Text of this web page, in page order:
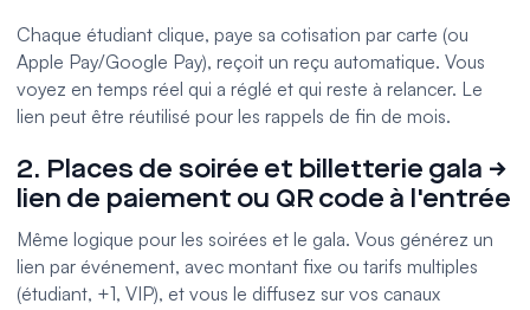
Chaque étudiant clique, paye sa cotisation par carte (ou
Apple Pay/Google Pay), reçoit un reçu automatique. Vous
voyez en temps réel qui a réglé et qui reste à relancer. Le
lien peut être réutilisé pour les rappels de fin de mois.
2. Places de soirée et billetterie gala →
lien de paiement ou QR code à l'entrée
Même logique pour les soirées et le gala. Vous générez un
lien par événement, avec montant fixe ou tarifs multiples
(étudiant, +1, VIP), et vous le diffusez sur vos canaux